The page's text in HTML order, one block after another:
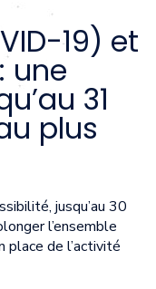
19) et
une
31
plus
jusqu’au 30
l’ensemble
place de l’activité